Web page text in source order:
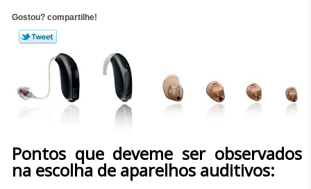
Gostou? compartilhe!
Pontos que deveme ser observados
na escolha de aparelhos auditivos: